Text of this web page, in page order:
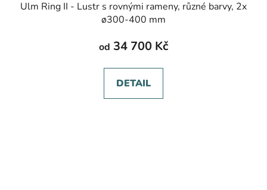
Ulm Ring II - Lustr s rovnými rameny, různé barvy, 2x
ø300-400 mm
od 34 700 Kč
DETAIL